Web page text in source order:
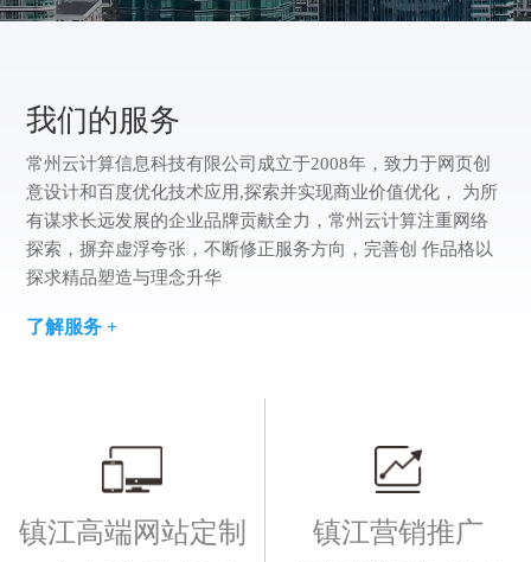
我们的服务
常州云计算信息科技有限公司成立于2008年，致力于网页创
意设计和百度优化技术应用,探索并实现商业价值优化， 为所
有谋求长远发展的企业品牌贡献全力，常州云计算注重网络
探索，摒弃虚浮夸张，不断修正服务方向，完善创 作品格以
探求精品塑造与理念升华
了解服务 +
镇江高端网站定制 镇江营销推广